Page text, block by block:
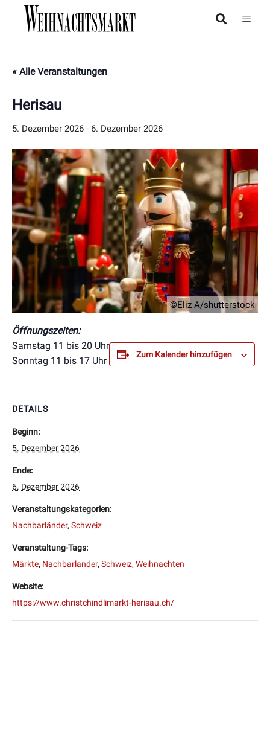
« Alle Veranstaltungen
Herisau
5. Dezember 2026 - 6. Dezember 2026
©Eliz A/shutterstock
Öffnungszeiten:
Samstag 11 bis 20 Uhr
Sonntag 11 bis 17 Uhr
Zum Kalender hinzufügen
DETAILS
Beginn:
5. Dezember 2026
Ende:
6. Dezember 2026
Veranstaltungskategorien:
Nachbarländer, Schweiz
Veranstaltung-Tags:
Märkte, Nachbarländer, Schweiz, Weihnachten
Website:
https://www.christchindlimarkt-herisau.ch/